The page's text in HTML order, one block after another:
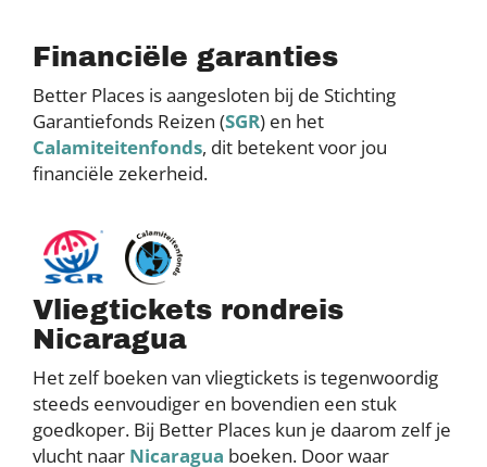
Financiële garanties
Better Places is aangesloten bij de Stichting
Garantiefonds Reizen (SGR) en het
Calamiteitenfonds, dit betekent voor jou
financiële zekerheid.
Vliegtickets rondreis
Nicaragua
Het zelf boeken van vliegtickets is tegenwoordig
steeds eenvoudiger en bovendien een stuk
goedkoper. Bij Better Places kun je daarom zelf je
vlucht naar Nicaragua boeken. Door waar